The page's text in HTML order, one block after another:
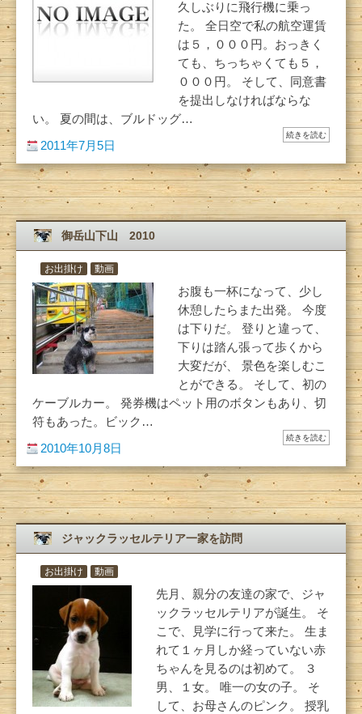
久しぶりに飛行機に乗っ
た。 全日空で私の航空運賃
は５，０００円。おっきく
ても、ちっちゃくても５，
０００円。 そして、同意書
を提出しなければならな
い。 夏の間は、ブルドッグ…
続きを読む
2011年7月5日
御岳山下山 2010
お出掛け 動画
お腹も一杯になって、少し
休憩したらまた出発。 今度
は下りだ。 登りと違って、
下りは踏ん張って歩くから
大変だが、 景色を楽しむこ
とができる。 そして、初の
ケーブルカー。 発券機はペット用のボタンもあり、切
符もあった。ビック…
続きを読む
2010年10月8日
ジャックラッセルテリア一家を訪問
お出掛け 動画
先月、親分の友達の家で、ジャ
ックラッセルテリアが誕生。 そ
こで、見学に行って来た。 生ま
れて１ヶ月しか経っていない赤
ちゃんを見るのは初めて。 ３
男、１女。 唯一の女の子。 そ
して、お母さんのピンク。 授乳